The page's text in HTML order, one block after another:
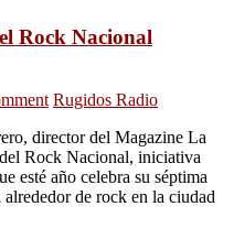
Rock Nacional
Rugidos Radio
director del Magazine La
Rock Nacional, iniciativa
esté año celebra su séptima
de rock en la ciudad